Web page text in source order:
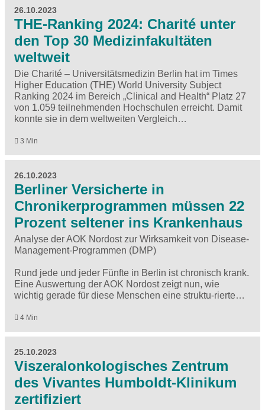
26.10.2023
THE-Ranking 2024: Charité unter
den Top 30 Medizinfakultäten
weltweit
Die Charité – Universitätsmedizin Berlin hat im Times
Higher Education (THE) World University Subject
Ranking 2024 im Bereich „Clinical and Health“ Platz 27
von 1.059 teilnehmenden Hochschulen erreicht. Damit
konnte sie in dem weltweiten Vergleich…
3 Min
26.10.2023
Berliner Versicherte in
Chronikerprogrammen müssen 22
Prozent seltener ins Krankenhaus
Analyse der AOK Nordost zur Wirksamkeit von Disease-
Management-Programmen (DMP)
Rund jede und jeder Fünfte in Berlin ist chronisch krank.
Eine Auswertung der AOK Nordost zeigt nun, wie
wichtig gerade für diese Menschen eine struktu-rierte…
4 Min
25.10.2023
Viszeralonkologisches Zentrum
des Vivantes Humboldt-Klinikum
zertifiziert